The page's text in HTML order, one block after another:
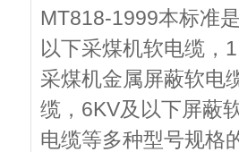
MT818-1999本标准
以下采煤机软电缆，
采煤机金属屏蔽软电
缆，6KV及以下屏蔽
电缆等多种型号规格